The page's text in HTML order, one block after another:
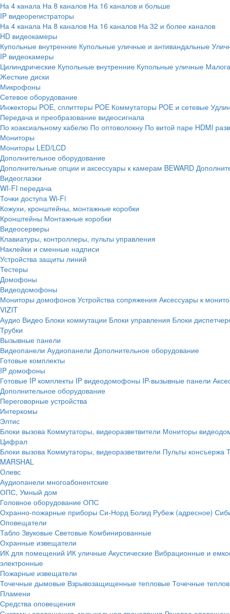
На 4 канала На 8 каналов На 16 каналов и больше
IP видеорегистраторы
На 4 канала На 8 каналов На 16 каналов На 32 и более каналов
HD видеокамеры
Купольные внутренние Купольные уличные и антивандальные
IP видеокамеры
Цилиндрические Купольные внутренние Купольные уличные
Жесткие диски
Микрофоны
Сетевое оборудование
Инжекторы POE, сплиттеры POE Коммутаторы POE и сетевые
Передача и преобразование видеосигнала
По коаксиальному кабелю По оптоволокну По витой паре HDMI
Мониторы
Мониторы LED/LCD
Дополнительное оборудование
Дополнительные опции и аксессуары к камерам BEWARD
Видеоглазки
WI-FI передача
Точки доступа Wi-Fi
Кожухи, кронштейны, монтажные коробки
Кронштейны Монтажные коробки
Видеосерверы
Клавиатуры, контроллеры, пульты управления
Наклейки и сменные надписи
Устройства защиты линий
Тестеры
Домофоны
Видеодомофоны
Мониторы домофонов Устройства сопряжения Аксессуары к
VIZIT
Аудио Видео Блоки коммутации Блоки управления Блоки
Трубки
Вызывные панели
Видеопанели Аудиопанели Дополнительное оборудование
Готовые комплекты
IP домофоны
Готовые IP комплекты IP видеодомофоны IP-вызывные панели
Дополнительное оборудование
Переговорные устройства
Интеркомы
Элтис
Блоки вызова Коммутаторы, видеоразветвители Мониторы
Цифрал
Блоки вызова Коммутаторы, видеоразветвители Пульты консъержа
MARSHAL
Олевс
Аудиопанели многоабонентские
ОПС, Умный дом
Головное оборудование ОПС
Охранно-пожарные приборы Си-Норд Болид Рубеж (адресное)
Оповещатели
Табло Звуковые Световые Комбинированные
Охранные извещатели
ИК для помещений ИК уличные Акустические Вибрационные и
электронные
Пожарные извещатели
Точечные дымовые Взрывозащищенные тепловые Точечные
Пламени
Средства оповещения